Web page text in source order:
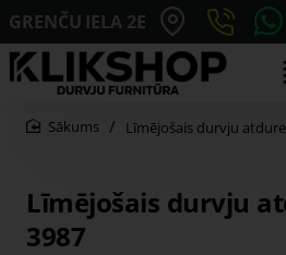
GRENČU IELA 2E
Līmējošais durvju
3987
Līmējošais durvju atdure